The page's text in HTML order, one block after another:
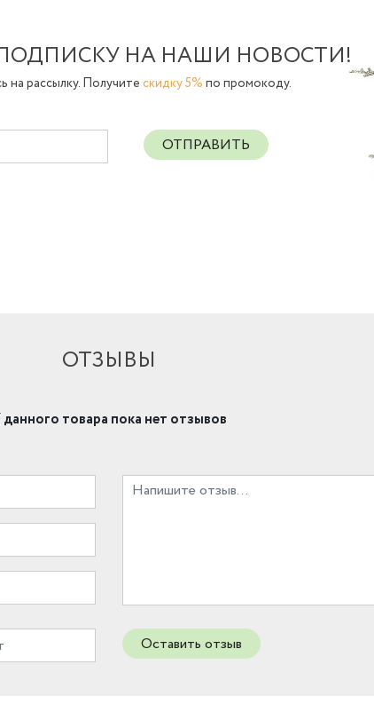
НА НАШИ НОВОСТИ!
на рассылку. Получите скидку 5% по промокоду.
ОТПРАВИТЬ
ОТЗЫВЫ
товара пока нет отзывов
Оставить отзыв